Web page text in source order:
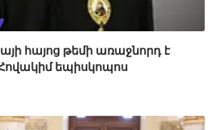
հայոց թեմի առաջնորդ է
եպիսկոպոս